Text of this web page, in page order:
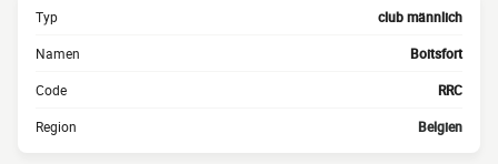
Typ club männlich
Namen Boitsfort
Code RRC
Region Belgien